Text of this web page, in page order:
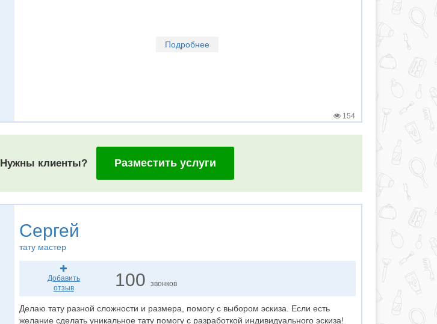
Подробнее
154
Нужны клиенты? Разместить услуги
Сергей
тату мастер
Добавить
отзыв
100звонков
Делаю тату разной сложности и размера, помогу с выбором эскиза. Если есть
желание сделать уникальное тату помогу с разработкой индивидуального эскиза!